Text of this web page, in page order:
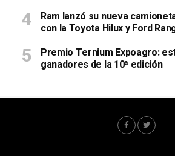
Ram lanzó su nueva
con la Toyota Hilux y Ford
Premio Ternium Expoagro:
ganadores de la 10ª edición